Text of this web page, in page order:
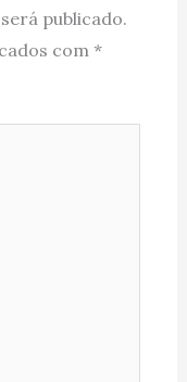
publicado.
com *